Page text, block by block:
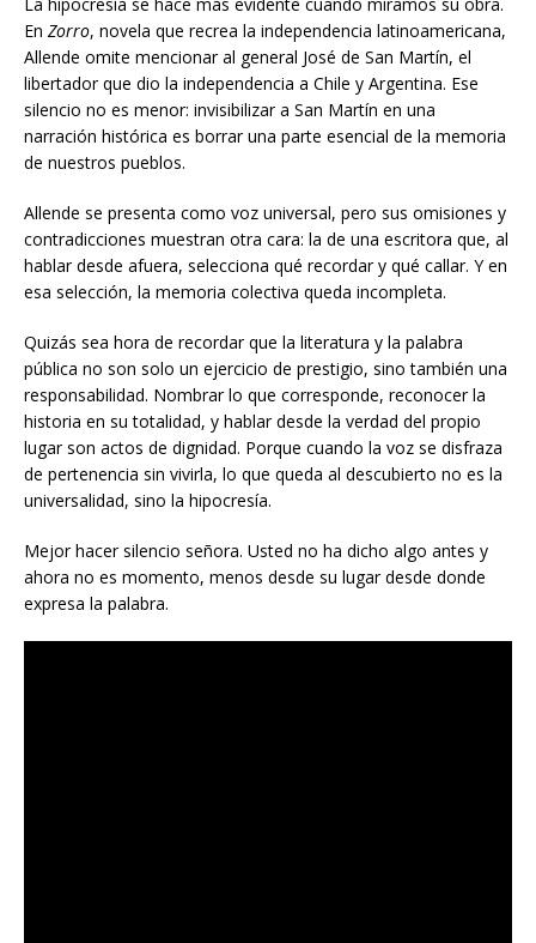
En Zorro, novela que recrea la independencia latinoamericana,
Allende omite mencionar al general José de San Martín, el
libertador que dio la independencia a Chile y Argentina. Ese
silencio no es menor: invisibilizar a San Martín en una
narración histórica es borrar una parte esencial de la memoria
de nuestros pueblos.
Allende se presenta como voz universal, pero sus omisiones y
contradicciones muestran otra cara: la de una escritora que, al
hablar desde afuera, selecciona qué recordar y qué callar. Y en
esa selección, la memoria colectiva queda incompleta.
Quizás sea hora de recordar que la literatura y la palabra
pública no son solo un ejercicio de prestigio, sino también una
responsabilidad. Nombrar lo que corresponde, reconocer la
historia en su totalidad, y hablar desde la verdad del propio
lugar son actos de dignidad. Porque cuando la voz se disfraza
de pertenencia sin vivirla, lo que queda al descubierto no es la
universalidad, sino la hipocresía.
Mejor hacer silencio señora. Usted no ha dicho algo antes y
ahora no es momento, menos desde su lugar desde donde
expresa la palabra.